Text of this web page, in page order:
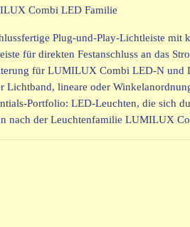
Plug-und-Play-Lichtleiste mit
für direkten Festanschluss an das
für LUMILUX Combi LED-N
Lichtband, lineare oder
Portfolio: LED-Leuchten, die sich
nach der Leuchtenfamilie LUMILUX